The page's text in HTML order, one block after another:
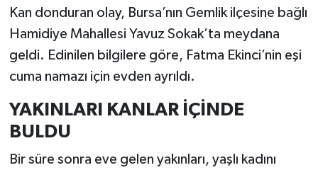
Kan donduran olay, Bursa’nın Gemlik ilçesine bağlı
Hamidiye Mahallesi Yavuz Sokak’ta meydana
geldi. Edinilen bilgilere göre, Fatma Ekinci’nin eşi
cuma namazı için evden ayrıldı.
YAKINLARI KANLAR İÇİNDE
BULDU
Bir süre sonra eve gelen yakınları, yaşlı kadını